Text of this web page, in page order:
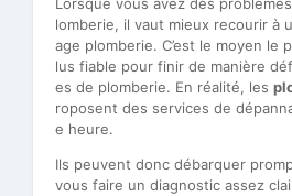
lomberie, il vaut mieux recourir à
age plomberie. C’est le moyen le
lus fiable pour finir de manière
es de plomberie. En réalité, les
roposent des services de
e heure.
Ils peuvent donc débarquer
vous faire un diagnostic assez